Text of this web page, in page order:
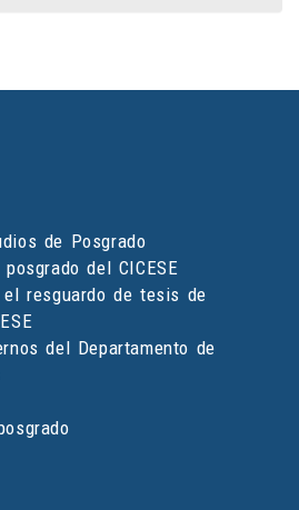
de Posgrado
del CICESE
resguardo de tesis de
del Departamento de